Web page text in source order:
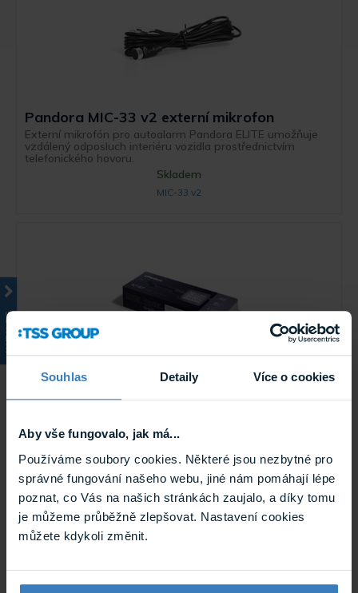
Souhlas Detaily Více o cookies
Aby vše fungovalo, jak má...
Používáme soubory cookies. Některé jsou nezbytné pro
správné fungování našeho webu, jiné nám pomáhají lépe
poznat, co Vás na našich stránkách zaujalo, a díky tomu
je můžeme průběžně zlepšovat. Nastavení cookies
můžete kdykoli změnit.
KATALOG
Pandora MIC-33 v2 externí mikrofon
Externí mikrofón pro autoalarm Pandora ELITE umožňuje
vzdálený odposluch interiéru vozidla prostřednictvím
telefonického hovoru.
Skladem
MIC-33 v2
Pandora ALT-307 univerzální měřící přístroj
Univerzální multifunkční měřící přístroj speciálně vyvinutý
Skladem